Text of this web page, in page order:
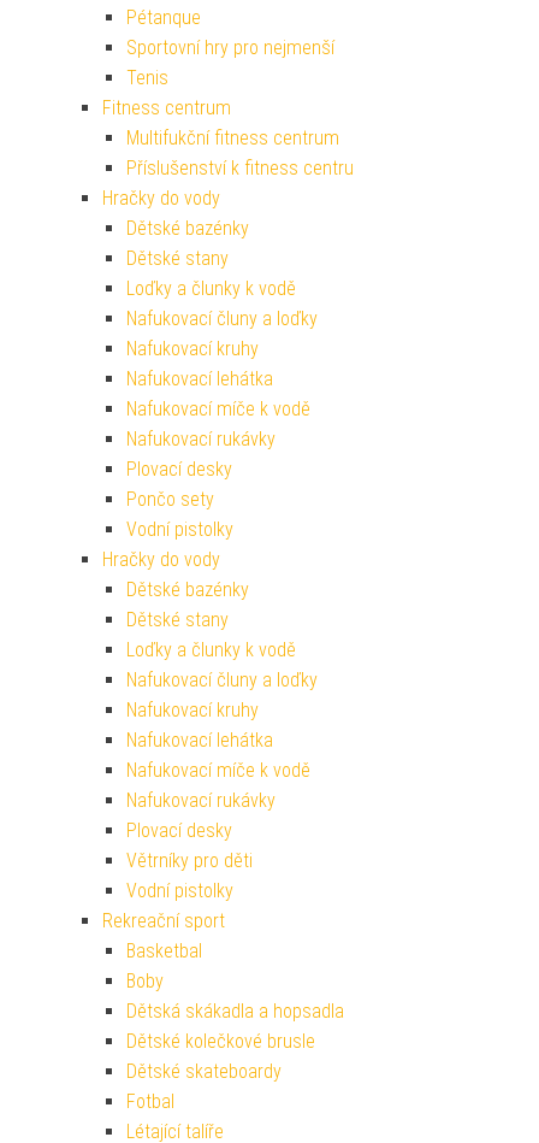
Pétanque
Sportovní hry pro nejmenší
Tenis
Fitness centrum
Multifukční fitness centrum
Příslušenství k fitness centru
Hračky do vody
Dětské bazénky
Dětské stany
Loďky a člunky k vodě
Nafukovací čluny a loďky
Nafukovací kruhy
Nafukovací lehátka
Nafukovací míče k vodě
Nafukovací rukávky
Plovací desky
Pončo sety
Vodní pistolky
Hračky do vody
Dětské bazénky
Dětské stany
Loďky a člunky k vodě
Nafukovací čluny a loďky
Nafukovací kruhy
Nafukovací lehátka
Nafukovací míče k vodě
Nafukovací rukávky
Plovací desky
Větrníky pro děti
Vodní pistolky
Rekreační sport
Basketbal
Boby
Dětská skákadla a hopsadla
Dětské kolečkové brusle
Dětské skateboardy
Fotbal
Létající talíře